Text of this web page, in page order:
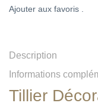
Ajouter aux favoris .
Description
Informations
Tillier